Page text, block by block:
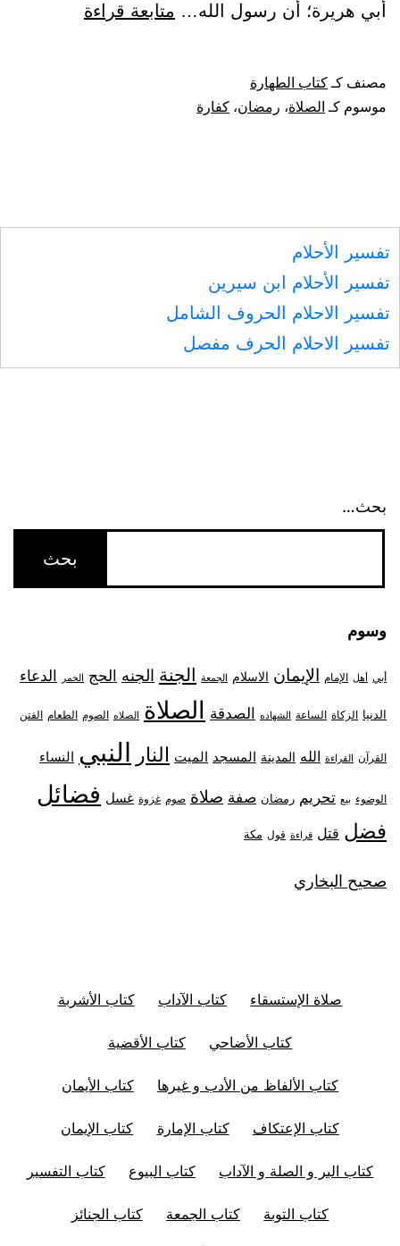
أبي هريرة؛ أن رسول الله… متابعة قراءة
إلى
ما
مصنف كـكتاب الطهارة
موسوم كـ الصلاة، رمضان، كفارة
تفسير الأحلام
تفسير الأحلام ابن سيرين
تفسير الاحلام الحروف الشامل
تفسير الاحلام الحرف مفصل
بحث…
وسوم
أبي أهل الإمام الإيمان الاسلام الجمعة الجنة الجنه الحج الخمر الدعاء
الدنيا الزكاة الساعة الشهاده الصدقة الصلاة الصلاه الصوم الطعام الفتن
القرآن القراءة الله المدينة المسجد الميت النار النبي النساء
الوضوء بيع تحريم رمضان صفة صلاة صوم غزوة غسل فضائل
فضل قتل قراءة قول مكة
صحيح البخاري
صلاة الإستسقاء كتاب الآداب كتاب الأشربة
كتاب الأضاحي كتاب الأقضية
كتاب الألفاظ من الأدب و غيرها كتاب الأيمان
كتاب الإعتكاف كتاب الإمارة كتاب الإيمان
كتاب البر و الصلة و الآداب كتاب البيوع كتاب التفسير
كتاب التوبة كتاب الجمعة كتاب الجنائز